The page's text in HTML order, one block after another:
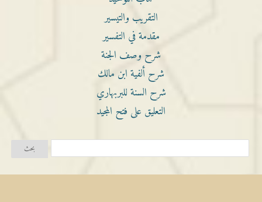
التقريب والتيسير
مقدمة في التفسير
شرح وصف الجنة
شرح ألفية ابن مالك
شرح السنة للبربهاري
التعليق على فتح المجيد